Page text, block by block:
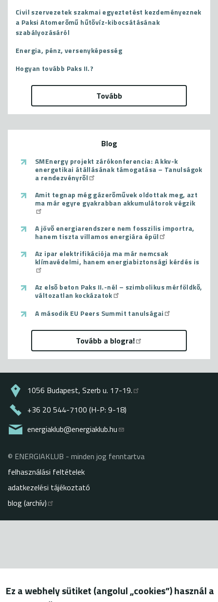
Civil szervezetek szakmai egyeztetést kezdeményeznek
a Paksi Atomerőmű hűtővíz-kibocsátásának
szabályozásáról
Energia, pénz, versenyképesség
Hogyan tovább Paks II.?
Tovább
Blog
SMEnergy projekt zárókonferencia: A kkv-k
energetikai átállásának támogatása – Tanulságok
a rendezvényről
Amit tegnap még gázerőművek oldottak meg, azt
ma már egyre gyakrabban akkumulátorok végzik
A jövő energiarendszere nem fosszilis importra,
hanem tiszta villamos energiára épül
Az ipar elektrifikációja ma már nemcsak
klímavédelmi, hanem energiabiztonsági kérdés is
Az első beton Paks II.-nél – szimbolikus mérföldkő,
változatlan kockázatok
A második EU Peers Summit tanulságai
Tovább a blogra!
1056 Budapest, Szerb u. 17-19.
+36 20 544-7100 (H-P: 9-18)
energiaklub@energiaklub.hu
Lábléc
© ENERGIAKLUB - minden jog fenntartva
felhasználási feltételek
adatkezelési tájékoztató
blog (archív)
Ez a webhely sütiket (angolul „cookies”) használ a